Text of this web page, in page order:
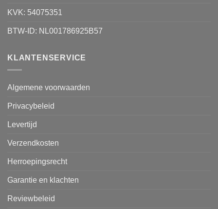
KVK: 54075351
BTW-ID: NL001786925B57
KLANTENSERVICE
Algemene voorwaarden
Privacybeleid
Levertijd
Verzendkosten
Herroepingsrecht
Garantie en klachten
Reviewbeleid